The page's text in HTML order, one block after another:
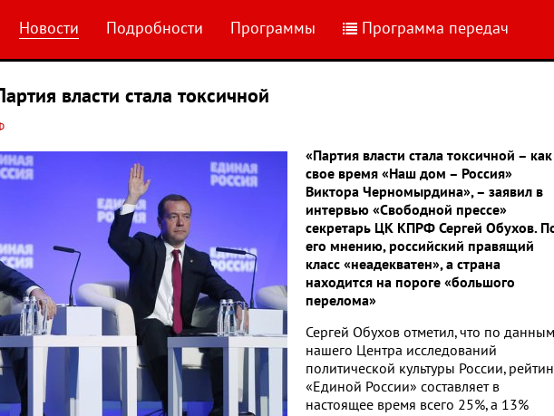
Новости Подробности Программы Программа передач
власти стала токсичной
«Партия власти стала токсичной –
свое время «Наш дом – Россия»
Виктора Черномырдина», – заявил в
интервью «Свободной прессе»
секретарь ЦК КПРФ Сергей Обухов.
его мнению, российский правящий
класс «неадекватен», а страна
находится на пороге «большого
перелома»
Сергей Обухов отметил, что по данным
нашего Центра исследований
политической культуры России,
«Единой России» составляет в
настоящее время всего 25%, а 13%